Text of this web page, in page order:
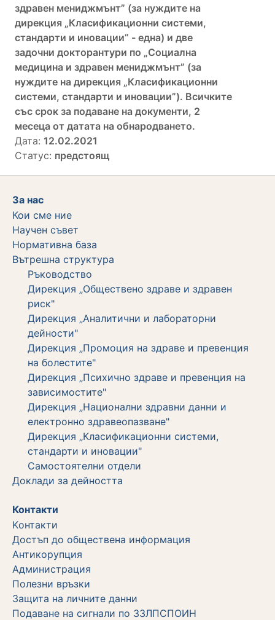
здравен мениджмънт” (за нуждите на
дирекция „Класификационни системи,
стандарти и иновации” - една) и две
задочни докторантури по „Социална
медицина и здравен мениджмънт” (за
нуждите на дирекция „Класификационни
системи, стандарти и иновации”). Всичките
със срок за подаване на документи, 2
месеца от датата на обнародването.
Дата: 12.02.2021
Статус: предстоящ
За нас
Кои сме ние
Научен съвет
Нормативна база
Вътрешна структура
Ръководство
Дирекция „Обществено здраве и здравен
риск"
Дирекция „Аналитични и лабораторни
дейности"
Дирекция „Промоция на здраве и превенция
на болестите"
Дирекция „Психично здраве и превенция на
зависимостите"
Дирекция „Национални здравни данни и
електронно здравеопазване"
Дирекция „Класификационни системи,
стандарти и иновации"
Самостоятелни отдели
Дoклади за дейността
Контакти
Kонтакти
Достъп до обществена информация
Aнтикорупция
Администрация
Полезни връзки
Защита на личните данни
Подаване на сигнали по ЗЗЛПСПОИН